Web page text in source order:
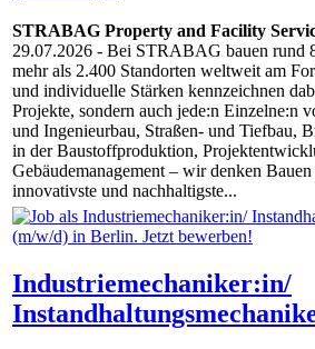
STRABAG Property and Facility
29.07.2026 - Bei STRABAG bauen rund
mehr als 2.400 Standorten weltweit am
und individuelle Stärken kennzeichnen
Projekte, sondern auch jede:n Einzelne:n
und Ingenieurbau, Straßen- und Tiefbau,
in der Baustoffproduktion,
Gebäudemanagement – wir denken
innovativste und nachhaltigste...
Industriemechaniker:in/